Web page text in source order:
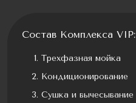
Состав Комплекса VIP:
Трехфазная мойка
Кондиционирование
Сушка и вычесывание